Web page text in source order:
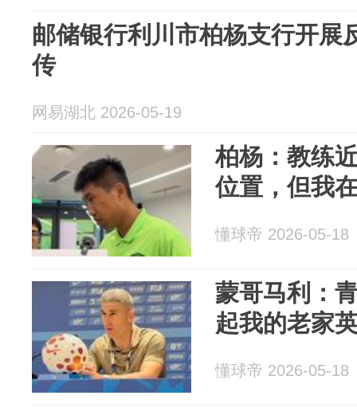
邮储银行利川市柏杨支行开展
传
网易湖北 2026-05-19
柏杨：教练
位置，但我
懂球帝 2026-05-18
蒙哥马利：
起我的老家
懂球帝 2026-05-18